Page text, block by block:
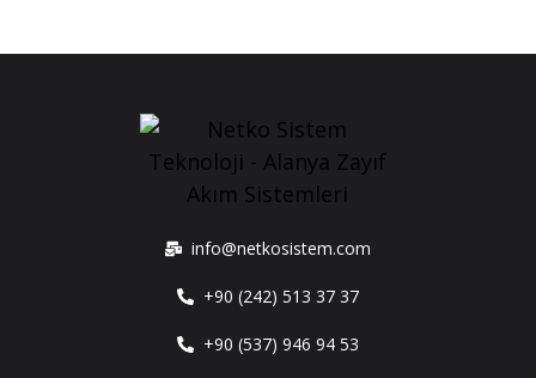
info@netkosistem.com
+90 (242) 513 37 37
+90 (537) 946 94 53